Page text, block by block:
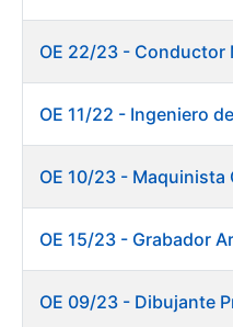
OE 15/23 - Grabador
OE 09/23 - Dibujante